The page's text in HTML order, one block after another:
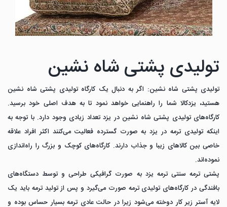
تولیدی پشتی شاه نشین
تولیدی پشتی شاه نشین: اگر به دنبال یک کارگاه تولیدی پشتی شاه نشین
هستید، یزدکالا شما را راهنمایی خواهد نمود تا به هدف اصلی خود برسید.
کارگاه‌های تولیدی پشتی شاه نشین در یزد تعداد زیادی وجود دارد. با توجه به
اینکه تولیدی ترمه در یزد به صورت گسترده فعالیت می‌کنند اکثر افراد علاقه
خاصی بین کالا‌های زیبا و جذاب دارند. کارگاه‌های کوچک و بزرگ را راه‌اندازی
نموده‌اند.
پشتی ترمه سنتی ترمه یزد به صورت گرافیکی طراحی و توسط دستگاه‌های
بافندگی در کارگاه‌های تولیدی ترمه صورت می‌گیرد و پس از تولید ترمه باید یک
لایه آستر زیر کار دوخته می‌شود زیرا در حالت عادی ترمه بسیار حساس بوده و